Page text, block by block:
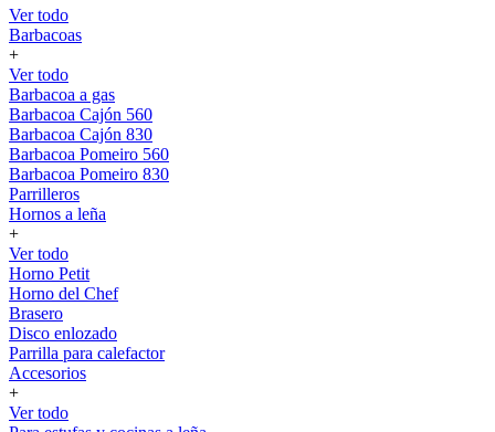
Ver todo
Barbacoas
+
Ver todo
Barbacoa a gas
Barbacoa Cajón 560
Barbacoa Cajón 830
Barbacoa Pomeiro 560
Barbacoa Pomeiro 830
Parrilleros
Hornos a leña
+
Ver todo
Horno Petit
Horno del Chef
Brasero
Disco enlozado
Parrilla para calefactor
Accesorios
+
Ver todo